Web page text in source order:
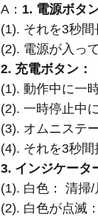
A： 1. 電源ボタ
(1). それを3秒間
(2). 電源が入っ
2. 充電ボタン：
(1). 動作中に一
(2). 一時停止中
(3). オムニステ
(4). それを3秒
3. インジケータ
(1). 白色： 清掃/
(2). 白色が点滅